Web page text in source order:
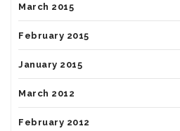
March 2015
February 2015
January 2015
March 2012
February 2012